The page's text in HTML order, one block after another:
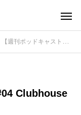
【週刊ポッドキャスト生活】#04 Clubhouse狂想曲
Clubhouse